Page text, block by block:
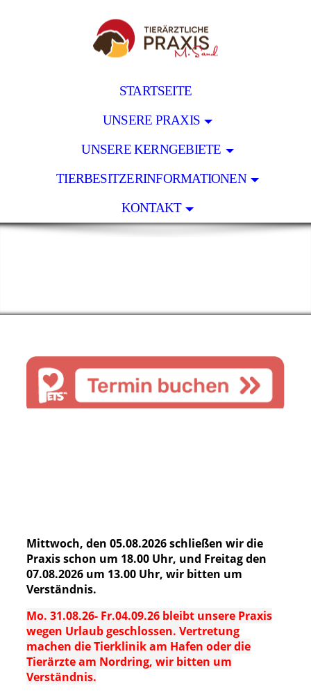
STARTSEITE
UNSERE PRAXIS
UNSERE KERNGEBIETE
TIERBESITZERINFORMATIONEN
KONTAKT
Mittwoch, den 05.08.2026 schließen wir die
Praxis schon um 18.00 Uhr, und Freitag den
07.08.2026 um 13.00 Uhr, wir bitten um
Verständnis.
Mo. 31.08.26- Fr.04.09.26 bleibt unsere Praxis
wegen Urlaub geschlossen. Vertretung
machen die Tierklinik am Hafen oder die
Tierärzte am Nordring, wir bitten um
Verständnis.